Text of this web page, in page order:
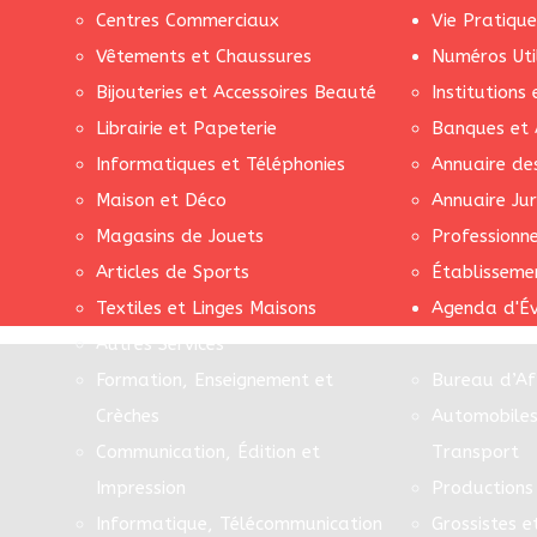
Centres Commerciaux
Vêtements et Chaussures
Bijouteries et Accessoires Beauté
Librairie et Papeterie
Informatiques et Téléphonies
Maison et Déco
Magasins de Jouets
Articles de Sports
Textiles et Linges Maisons
Autres Services
Vie Pratique
Formation, Enseignement et
Crèches
Communication, Édition et
Impression
Informatique, Télécommunication
Bureau
Transport
Grossistes
Numéros
Institutions
Banques et
Annuaire
Annuaire
Agenda